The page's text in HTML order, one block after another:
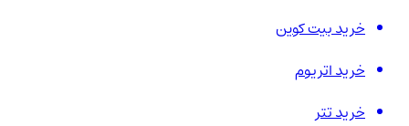
خرید بیت کوین
خرید اتریوم
خرید تتر